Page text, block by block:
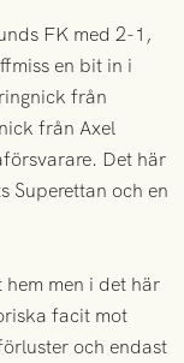
FK med 2-1,
en bit in i
från
från Axel
Det här
Superettan och en
men i det här
facit mot
och endast